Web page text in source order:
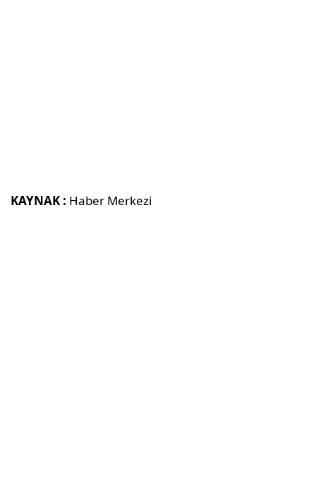
KAYNAK : Haber Merkezi